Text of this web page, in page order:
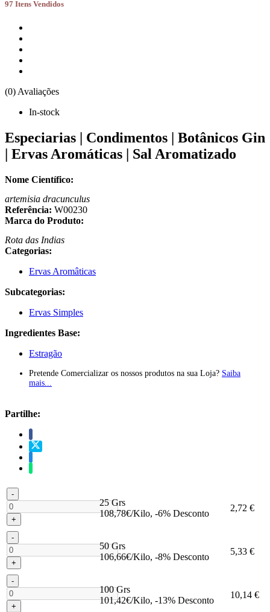
97 Itens Vendidos
(0) Avaliações
In-stock
Especiarias | Condimentos | Botânicos Gin
| Ervas Aromáticas | Sal Aromatizado
Nome Científico:
artemisia dracunculus
Referência: W00230
Marca do Produto:
Rota das Indias
Categorias:
Ervas Aromâticas
Subcategorias:
Ervas Simples
Ingredientes Base:
Estragão
Pretende Comercializar os nossos produtos na sua Loja? Saiba
mais...
Partilhe:
-
+
25 Grs
108,78€/Kilo, -6% Desconto
2,72 €
-
+
50 Grs
106,66€/Kilo, -8% Desconto
5,33 €
-
+
100 Grs
101,42€/Kilo, -13% Desconto
10,14 €